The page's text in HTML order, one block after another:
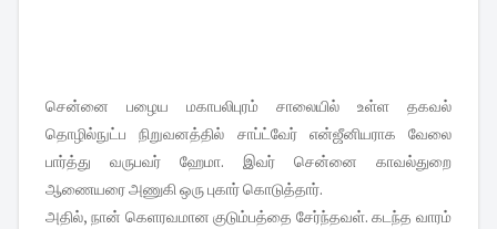
சென்னை பழைய மகாபலிபுரம் சாலையில் உள்ள தகவல்
தொழில்நுட்ப நிறுவனத்தில் சாப்ட்வேர் என்ஜீனியராக வேலை
பார்த்து வருபவர் ஹேமா. இவர் சென்னை காவல்துறை
ஆணையரை அணுகி ஒரு புகார் கொடுத்தார்.
அதில், நான் கெளரவமான குடும்பத்தை சேர்ந்தவள். கடந்த வாரம்